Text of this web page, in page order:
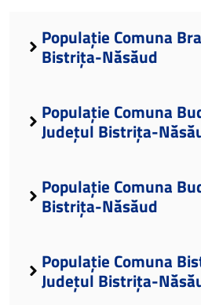
Populație Comuna
Bistrița-Năsăud
Populație Comuna
Județul Bistrița-
Populație Comuna
Bistrița-Năsăud
Populație Comuna
Județul Bistrița-